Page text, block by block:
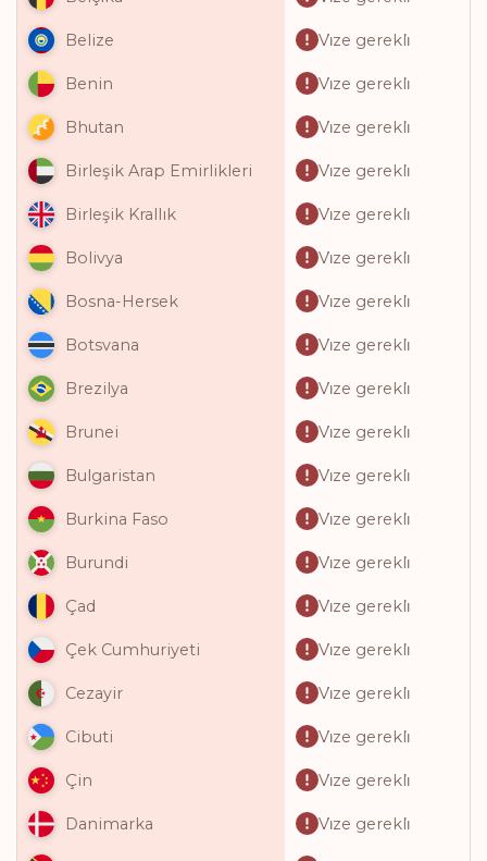
Belize Vi̇ze gerekli̇
Benin Vi̇ze gerekli̇
Bhutan Vi̇ze gerekli̇
Birleşik Arap Emirlikleri Vi̇ze gerekli̇
Birleşik Krallık Vi̇ze gerekli̇
Bolivya Vi̇ze gerekli̇
Bosna-Hersek Vi̇ze gerekli̇
Botsvana Vi̇ze gerekli̇
Brezilya Vi̇ze gerekli̇
Brunei Vi̇ze gerekli̇
Bulgaristan Vi̇ze gerekli̇
Burkina Faso Vi̇ze gerekli̇
Burundi Vi̇ze gerekli̇
Çad Vi̇ze gerekli̇
Çek Cumhuriyeti Vi̇ze gerekli̇
Cezayir Vi̇ze gerekli̇
Cibuti Vi̇ze gerekli̇
Çin Vi̇ze gerekli̇
Danimarka Vi̇ze gerekli̇